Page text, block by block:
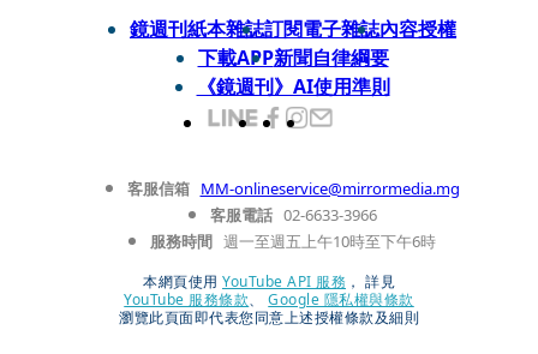
鏡週刊紙本雜誌訂閱電子雜誌內容授權
下載APP新聞自律綱要
《鏡週刊》AI使用準則
客服信箱 MM-onlineservice@mirrormedia.mg
客服電話 02-6633-3966
服務時間 週一至週五上午10時至下午6時
本網頁使用 YouTube API 服務 ， 詳見
YouTube 服務條款、
Google 隱私權與條款
瀏覽此頁面即代表您同意上述授權條款及細則